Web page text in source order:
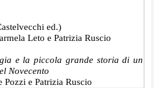
ed.)
Leto e Patrizia Ruscio
e la piccola grande storia di un
Novecento
e Patrizia Ruscio